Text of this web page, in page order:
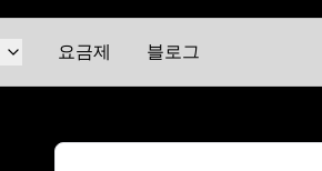
요금제 블로그